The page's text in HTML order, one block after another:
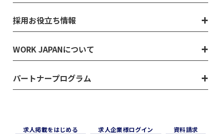
採用お役立ち情報
WORK JAPANについて
パートナープログラム
求⼈掲載をはじめる 求⼈企業様ログイン
資料請求